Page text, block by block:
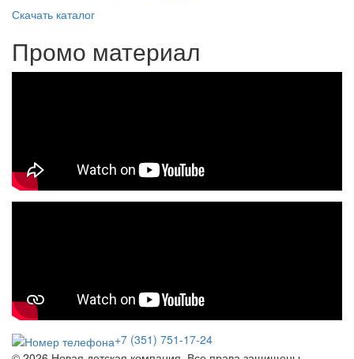
Скачать каталог
Промо материал
+7 (351) 751-17-24